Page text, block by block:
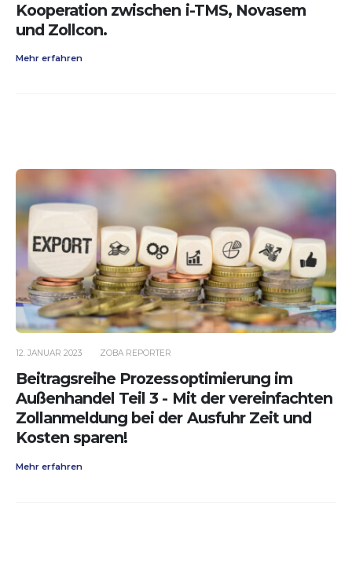
Kooperation zwischen i-TMS, Novasem
und Zollcon.
Mehr erfahren
12. JANUAR 2023 ZOBA REPORTER
Beitragsreihe Prozessoptimierung im
Außenhandel Teil 3 - Mit der vereinfachten
Zollanmeldung bei der Ausfuhr Zeit und
Kosten sparen!
Mehr erfahren